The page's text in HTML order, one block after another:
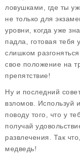
ловушками, где ты
не только для
уровни, когда уже
падла, готовая тебя
слишком
свое положение на
препятствие!
Ну и последний
взломов. Используй
поводу того, что у
получай
развлечения. Так
медведь!